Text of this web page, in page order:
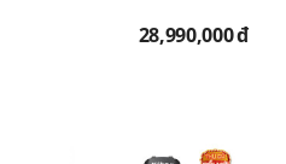
28,990,000đ